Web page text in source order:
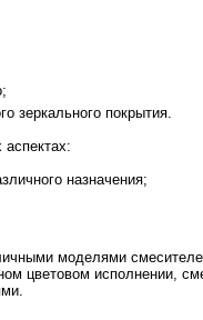
зеркального покрытия.
назначения;
моделями
цветовом исполнении,